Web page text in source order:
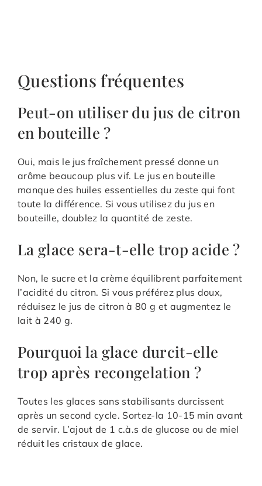
Questions fréquentes
Peut-on utiliser du jus de citron
en bouteille ?
Oui, mais le jus fraîchement pressé donne un
arôme beaucoup plus vif. Le jus en bouteille
manque des huiles essentielles du zeste qui font
toute la différence. Si vous utilisez du jus en
bouteille, doublez la quantité de zeste.
La glace sera-t-elle trop acide ?
Non, le sucre et la crème équilibrent parfaitement
l’acidité du citron. Si vous préférez plus doux,
réduisez le jus de citron à 80 g et augmentez le
lait à 240 g.
Pourquoi la glace durcit-elle
trop après recongelation ?
Toutes les glaces sans stabilisants durcissent
après un second cycle. Sortez-la 10-15 min avant
de servir. L’ajout de 1 c.à.s de glucose ou de miel
réduit les cristaux de glace.